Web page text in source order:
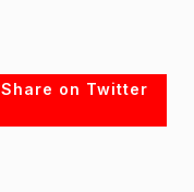
Share on Twitter